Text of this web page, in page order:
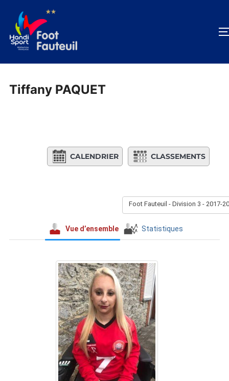
contenu
Tiffany PAQUET
CALENDRIER CLASSEMENTS
Foot Fauteuil - Division 3 - 2017-
Vue d’ensemble Statistiques